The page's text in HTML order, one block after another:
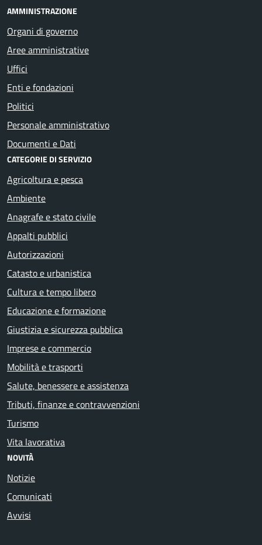
AMMINISTRAZIONE
Organi di governo
Aree amministrative
Uffici
Enti e fondazioni
Politici
Personale amministrativo
Documenti e Dati
CATEGORIE DI SERVIZIO
Agricoltura e pesca
Ambiente
Anagrafe e stato civile
Appalti pubblici
Autorizzazioni
Catasto e urbanistica
Cultura e tempo libero
Educazione e formazione
Giustizia e sicurezza pubblica
Imprese e commercio
Mobilità e trasporti
Salute, benessere e assistenza
Tributi, finanze e contravvenzioni
Turismo
Vita lavorativa
NOVITÀ
Notizie
Comunicati
Avvisi